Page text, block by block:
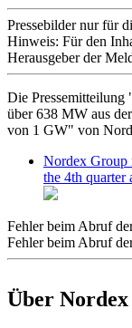
Pressebilder nur für
Hinweis: Für den
Herausgeber der
Die
über 638 MW aus
von 1 GW" von
Nordex Group
the 4th quarter
Fehler beim Abruf
Fehler beim Abruf
Über Nordex